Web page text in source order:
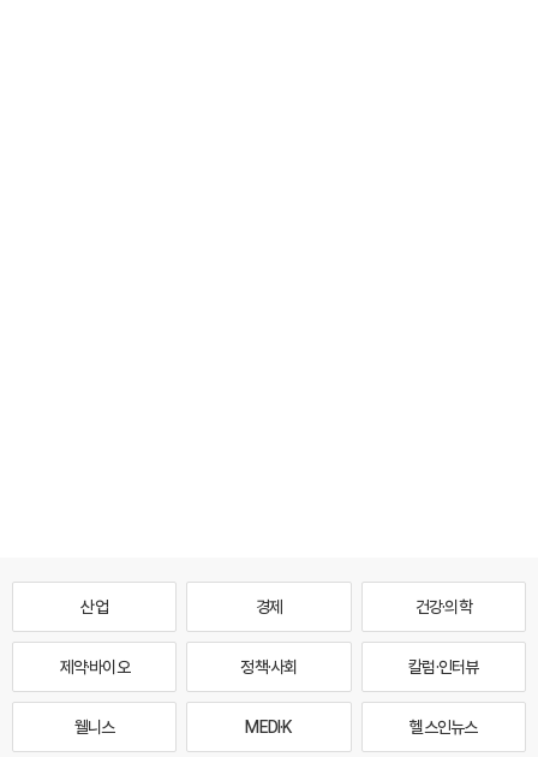
산업 경제 건강·의학
제약·바이오 정책·사회 칼럼·인터뷰
웰니스 MEDI·K 헬스인뉴스